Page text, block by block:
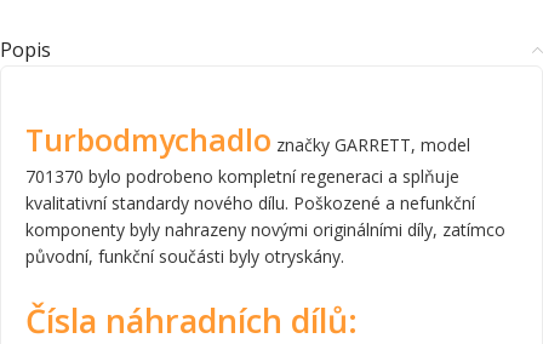
Popis
Turbodmychadlo značky GARRETT, model
701370 bylo podrobeno kompletní regeneraci a splňuje
kvalitativní standardy nového dílu. Poškozené a nefunkční
komponenty byly nahrazeny novými originálními díly, zatímco
původní, funkční součásti byly otryskány.
Čísla náhradních dílů: